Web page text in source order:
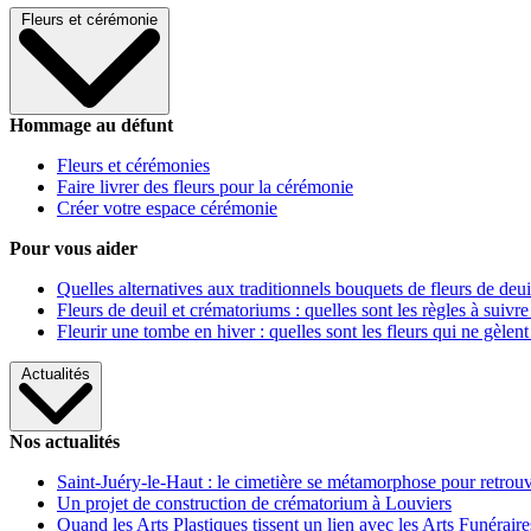
Fleurs et cérémonie
Hommage au défunt
Fleurs et cérémonies
Faire livrer des fleurs pour la cérémonie
Créer votre espace cérémonie
Pour vous aider
Quelles alternatives aux traditionnels bouquets de fleurs de
Fleurs de deuil et crématoriums : quelles sont les règles à
Fleurir une tombe en hiver : quelles sont les fleurs qui ne gèlent
Actualités
Nos actualités
Saint-Juéry-le-Haut : le cimetière se métamorphose pour
Un projet de construction de crématorium à Louviers
Quand les Arts Plastiques tissent un lien avec les Arts